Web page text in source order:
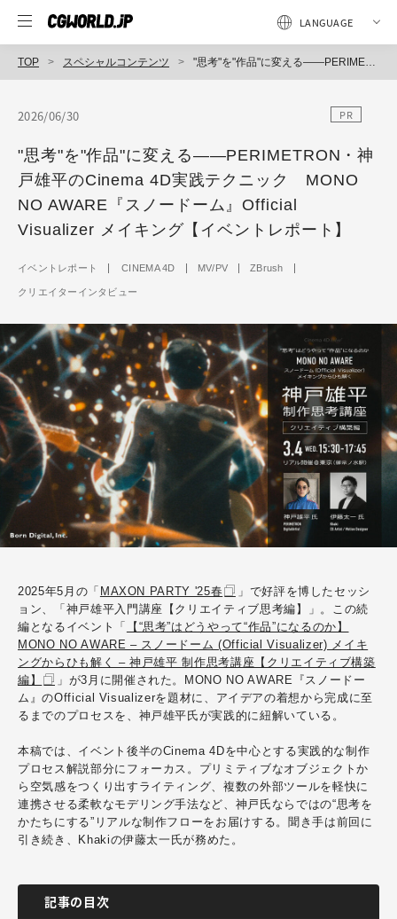
TOP スペシャルコンテンツ "思考"を"作品"に変える――PERIMETRON・神戸雄平のCinema 4D実践テクニック MONO NO AWARE『スノードーム』Official Visualizer メイキング【イベントレポート】
2026/06/30 PR
"思考"を"作品"に変える――PERIMETRON・神
戸雄平のCinema 4D実践テクニック MONO
NO AWARE『スノードーム』Official
Visualizer メイキング【イベントレポート】
イベントレポート CINEMA 4D MV/PV ZBrush
クリエイターインタビュー
2025年5月の「 MAXON PARTY '25春
」で好評を博したセッシ
ョン、「神戸雄平入門講座【クリエイティブ思考編】」。この続
編となるイベント「
【“思考”はどうやって“作品”になるのか】
MONO NO AWARE – スノードーム (Official Visualizer) メイキ
ングからひも解く – 神戸雄平 制作思考講座【クリエイティブ構築
編】
」が3月に開催された。MONO NO AWARE『スノードー
ム』のOfficial Visualizerを題材に、アイデアの着想から完成に至
るまでのプロセスを、神戸雄平氏が実践的に紐解いている。
本稿では、イベント後半のCinema 4Dを中心とする実践的な制作
プロセス解説部分にフォーカス。プリミティブなオブジェクトか
ら空気感をつくり出すライティング、複数の外部ツールを軽快に
連携させる柔軟なモデリング手法など、神戸氏ならではの“思考を
かたちにする”リアルな制作フローをお届けする。聞き手は前回に
引き続き、Khakiの伊藤太一氏が務めた。
記事の目次